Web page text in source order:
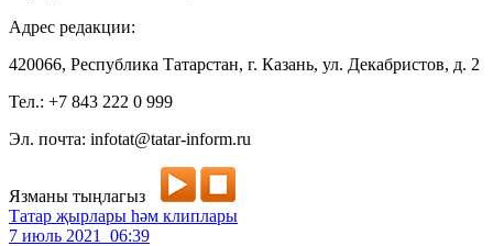
Адрес редакции:
420066, Республика Татарстан, г. Казань, ул. Декабристов, д. 2
Тел.: +7 843 222 0 999
Эл. почта: infotat@tatar-inform.ru
Язманы тыңлагыз
Татар җырлары һәм клиплары
7 июль 2021 06:39